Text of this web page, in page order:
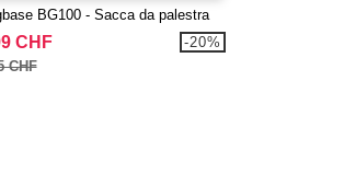
BG100 - Sacca da palestra
CHF
CHF
-20%